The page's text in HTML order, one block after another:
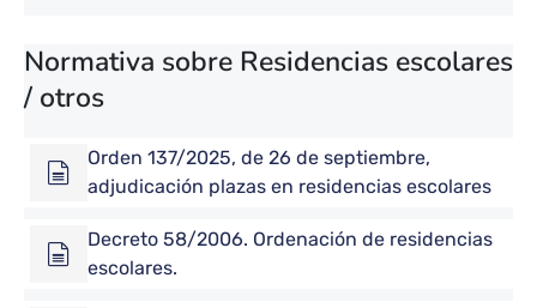
Normativa sobre Residencias escolares
/ otros
Orden 137/2025, de 26 de septiembre,
adjudicación plazas en residencias escolares
Decreto 58/2006. Ordenación de residencias
escolares.